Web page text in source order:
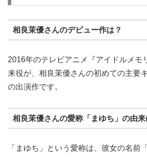
相良茉優さんのデビュー作は？
2016年のテレビアニメ『アイドルメモ
来役が、相良茉優さんの初めての主要
の出演作です。
相良茉優さんの愛称「まゆち」の由来
「まゆち」という愛称は、彼女の名前